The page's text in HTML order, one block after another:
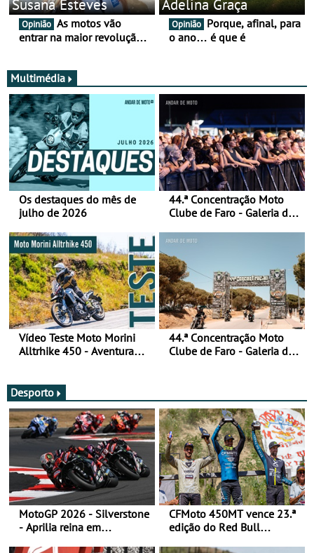
Susana Esteves
Opinião
entrar na maior revolução
falar disso
Adelina Graça
Opinião
o ano… é que é
Multimédia
Os destaques do mês de
julho de 2026
44.ª Concentração Moto
Clube de Faro - Galeria de
Vídeo Teste Moto Morini
Alltrhike 450 - Aventura
44.ª Concentração Moto
Clube de Faro - Galeria de
Desporto
MotoGP 2026 - Silverstone
- Aprilia reina em
CFMoto 450MT vence 23.ª
edição do Red Bull